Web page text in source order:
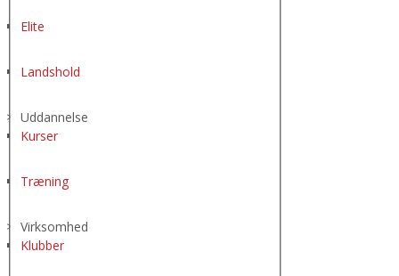
Elite
Landshold
Uddannelse
Kurser
Træning
Virksomhed
Klubber